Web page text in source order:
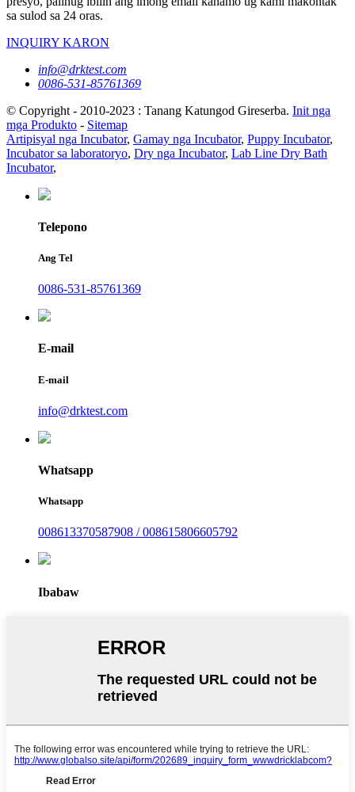
sa sulod sa 24 oras.
INQUIRY KARON
info@drktest.com
0086-531-85761369
© Copyright - 2010-2023 : Tanang Katungod Gireserba. Init nga
mga Produkto - Sitemap
Artipisyal nga Incubator, Gamay nga Incubator, Puppy Incubator,
Incubator sa laboratoryo, Dry nga Incubator, Lab Line Dry Bath
Incubator,
Telepono
Ang Tel
0086-531-85761369
E-mail
E-mail
info@drktest.com
Whatsapp
Whatsapp
008613370587908 / 008615806605792
Ibabaw